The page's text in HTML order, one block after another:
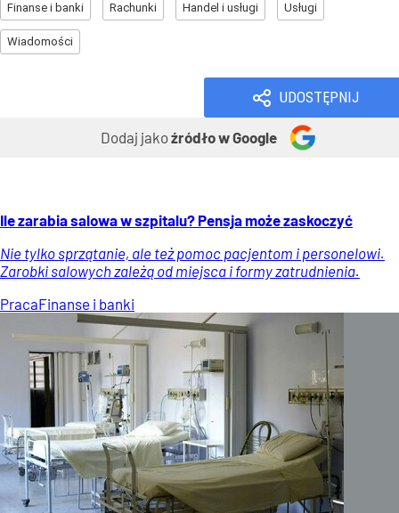
Finanse i banki Rachunki Handel i usługi Usługi
Wiadomości
UDOSTĘPNIJ
Dodaj jakoźródło w Google
Ile zarabia salowa w szpitalu? Pensja może zaskoczyć
Nie tylko sprzątanie, ale też pomoc pacjentom i personelowi.
Zarobki salowych zależą od miejsca i formy zatrudnienia.
PracaFinanse i banki